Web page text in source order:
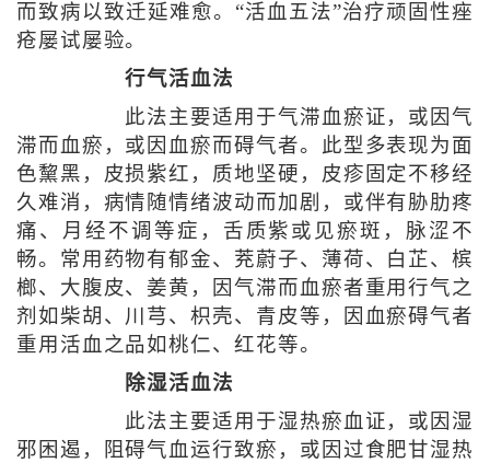
而致病以致迁延难愈。“活血五法”治疗顽固性痤
疮屡试屡验。
行气活血法
此法主要适用于气滞血瘀证，或因气
滞而血瘀，或因血瘀而碍气者。此型多表现为面
色黧黑，皮损紫红，质地坚硬，皮疹固定不移经
久难消，病情随情绪波动而加剧，或伴有胁肋疼
痛、月经不调等症，舌质紫或见瘀斑，脉涩不
畅。常用药物有郁金、茺蔚子、薄荷、白芷、槟
榔、大腹皮、姜黄，因气滞而血瘀者重用行气之
剂如柴胡、川芎、枳壳、青皮等，因血瘀碍气者
重用活血之品如桃仁、红花等。
除湿活血法
此法主要适用于湿热瘀血证，或因湿
邪困遏，阻碍气血运行致瘀，或因过食肥甘湿热